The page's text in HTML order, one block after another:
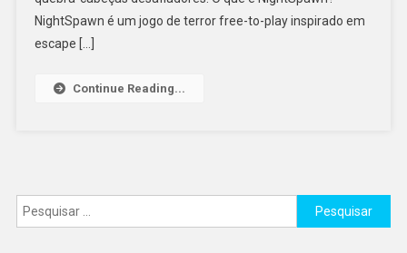
NightSpawn é um jogo de terror free-to-play inspirado em
escape […]
Continue Reading...
Pesquisar
por: